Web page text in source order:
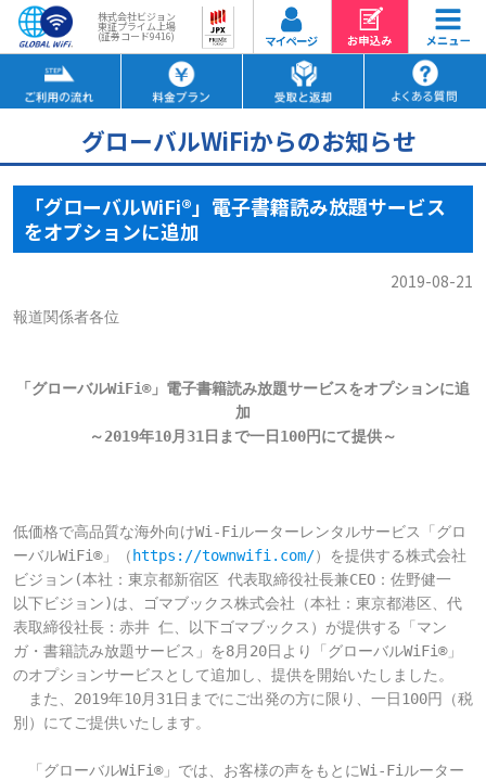
株式会社ビジョン
東証プライム上場
(証券コード9416)
グローバルWiFiからのお知らせ
「グローバルWiFi®」電子書籍読み放題サービス
をオプションに追加
2019-08-21
報道関係者各位
「グローバルWiFi®」電子書籍読み放題サービスをオプションに追
加
～2019年10月31日まで一日100円にて提供～
低価格で高品質な海外向けWi-Fiルーターレンタルサービス「グロ
ーバルWiFi®」（ https://townwifi.com/）を提供する株式会社
ビジョン(本社：東京都新宿区 代表取締役社長兼CEO：佐野健一
以下ビジョン)は、ゴマブックス株式会社（本社：東京都港区、代
表取締役社長：赤井 仁、以下ゴマブックス）が提供する「マン
ガ・書籍読み放題サービス」を8月20日より「グローバルWiFi®」
のオプションサービスとして追加し、提供を開始いたしました。
また、2019年10月31日までにご出発の方に限り、一日100円（税
別）にてご提供いたします。
「グローバルWiFi®」では、お客様の声をもとにWi-Fiルーター